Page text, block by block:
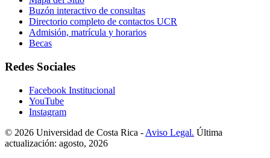
Buzón interactivo de consultas
Directorio completo de contactos UCR
Admisión, matrícula y horarios
Becas
Redes Sociales
Facebook Institucional
YouTube
Instagram
© 2026 Universidad de Costa Rica - Aviso Legal. Última
actualización: agosto, 2026